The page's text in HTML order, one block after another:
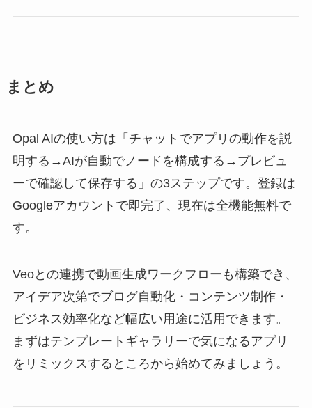
まとめ
Opal AIの使い方は「チャットでアプリの動作を説
明する→AIが自動でノードを構成する→プレビュ
ーで確認して保存する」の3ステップです。登録は
Googleアカウントで即完了、現在は全機能無料で
す。
Veoとの連携で動画生成ワークフローも構築でき、
アイデア次第でブログ自動化・コンテンツ制作・
ビジネス効率化など幅広い用途に活用できます。
まずはテンプレートギャラリーで気になるアプリ
をリミックスするところから始めてみましょう。